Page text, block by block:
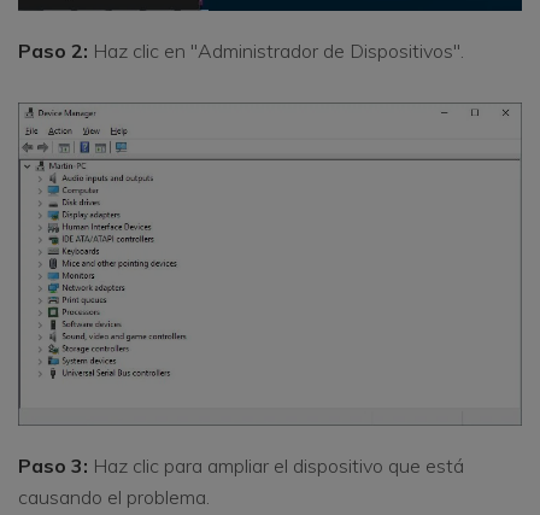
Paso 2: Haz clic en "Administrador de Dispositivos".
Paso 3: Haz clic para ampliar el dispositivo que está
causando el problema.